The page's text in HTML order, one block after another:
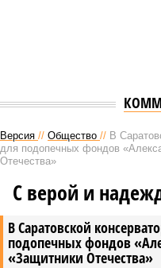
Версия // Общество // В
для подопечных фондов
Отечества»
В Саратовской
подопечных фондов
«Защитники Отечества»
С верой и